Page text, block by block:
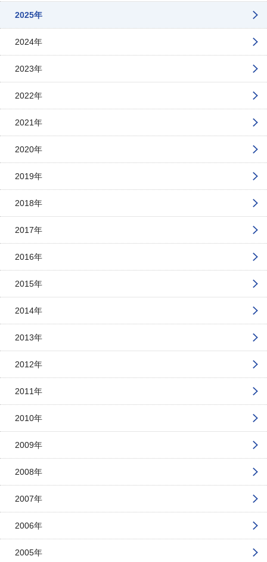
2025年
2024年
2023年
2022年
2021年
2020年
2019年
2018年
2017年
2016年
2015年
2014年
2013年
2012年
2011年
2010年
2009年
2008年
2007年
2006年
2005年